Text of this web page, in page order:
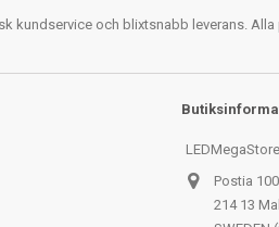
kundservice och blixtsnabb leverans.
Postia 100
214 13